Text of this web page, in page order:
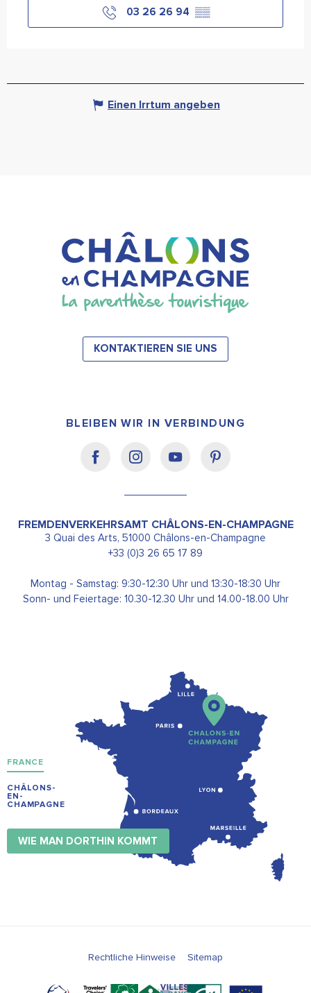
03 26 26 94 ▒▒
Einen Irrtum angeben
KONTAKTIEREN SIE UNS
BLEIBEN WIR IN VERBINDUNG
FREMDENVERKEHRSAMT CHÂLONS-EN-CHAMPAGNE
3 Quai des Arts, 51000 Châlons-en-Champagne
+33 (0)3 26 65 17 89
Montag - Samstag: 9:30-12:30 Uhr und 13:30-18:30 Uhr
Sonn- und Feiertage: 10.30-12.30 Uhr und 14.00-18.00 Uhr
FRANCE
CHÂLONS-
EN-
CHAMPAGNE
WIE MAN DORTHIN KOMMT
Rechtliche Hinweise Sitemap